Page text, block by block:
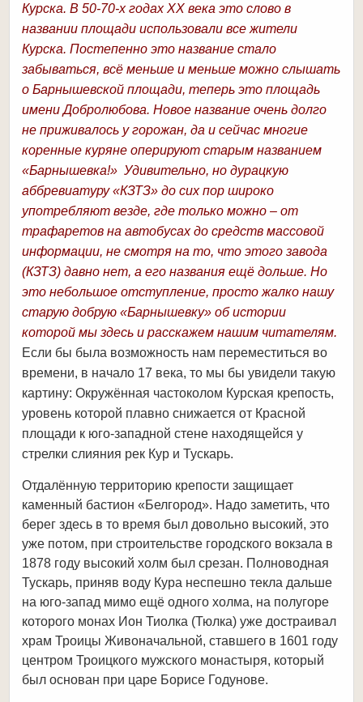
Курска. В 50-70-х годах ХХ века это слово в
названии площади использовали все жители
Курска. Постепенно это название стало
забываться, всё меньше и меньше можно слышать
о Барнышевской площади, теперь это площадь
имени Добролюбова. Новое название очень долго
не приживалось у горожан, да и сейчас многие
коренные куряне оперируют старым названием
«Барнышевка!» Удивительно, но дурацкую
аббревиатуру «КЗТЗ» до сих пор широко
употребляют везде, где только можно – от
трафаретов на автобусах до средств массовой
информации, не смотря на то, что этого завода
(КЗТЗ) давно нет, а его названия ещё дольше. Но
это небольшое отступление, просто жалко нашу
старую добрую «Барнышевку» об истории
которой мы здесь и расскажем нашим читателям.
Если бы была возможность нам переместиться во
времени, в начало 17 века, то мы бы увидели такую
картину: Окружённая частоколом Курская крепость,
уровень которой плавно снижается от Красной
площади к юго-западной стене находящейся у
стрелки слияния рек Кур и Тускарь.
Отдалённую территорию крепости защищает
каменный бастион «Белгород». Надо заметить, что
берег здесь в то время был довольно высокий, это
уже потом, при строительстве городского вокзала в
1878 году высокий холм был срезан. Полноводная
Тускарь, приняв воду Кура неспешно текла дальше
на юго-запад мимо ещё одного холма, на полугоре
которого монах Ион Тиолка (Тюлка) уже достраивал
храм Троицы Живоначальной, ставшего в 1601 году
центром Троицкого мужского монастыря, который
был основан при царе Борисе Годунове.